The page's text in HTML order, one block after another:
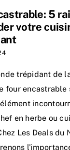
5
votre
trépidant de
four encastrable
en herbe ou
Les Deals du